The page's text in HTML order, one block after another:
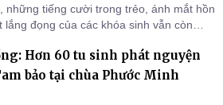
những tiếng cười trong trẻo, ánh mắt hồn
lắng đọng của các khóa sinh vẫn còn
ngắn ngủi nhưng đã trở thành hành
hạt giống thiện l
Hơn 60 tu sinh phát nguyện
bảo tại chùa Phước Minh